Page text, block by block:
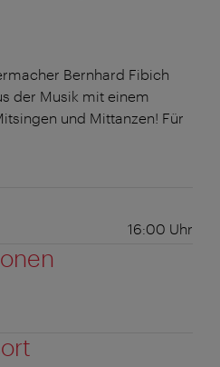
Bernhard Fibich
der Musik mit einem
und Mittanzen! Für
16:00 Uhr